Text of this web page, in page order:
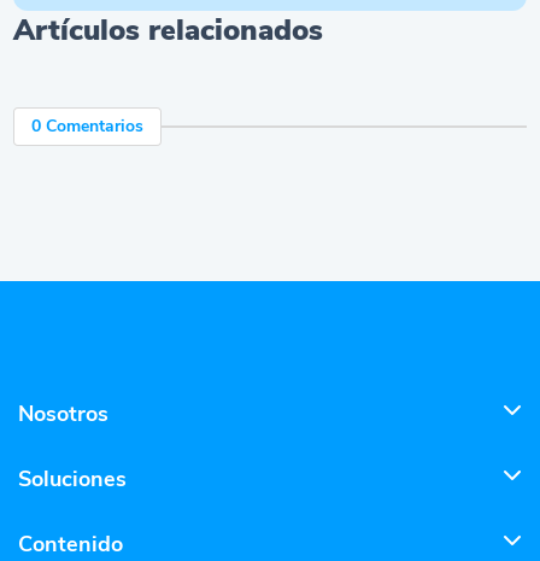
Artículos relacionados
0 Comentarios
Nosotros
Soluciones
Contenido